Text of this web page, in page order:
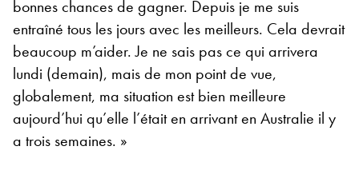
bonnes chances de gagner. Depuis je me suis
entraîné tous les jours avec les meilleurs. Cela devrait
beaucoup m’aider. Je ne sais pas ce qui arrivera
lundi (demain), mais de mon point de vue,
globalement, ma situation est bien meilleure
aujourd’hui qu’elle l’était en arrivant en Australie il y
a trois semaines. »